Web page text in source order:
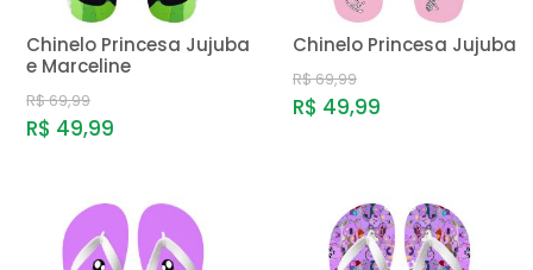
Chinelo Princesa Jujuba
e Marceline
R$ 69,99
R$ 49,99
Chinelo Princesa Jujuba
R$ 69,99
R$ 49,99